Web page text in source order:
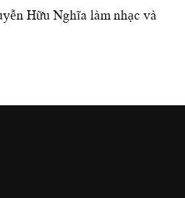
Hữu Nghĩa làm nhạc và